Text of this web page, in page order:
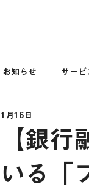
お知らせ サービ
【銀
いる「
1月16日